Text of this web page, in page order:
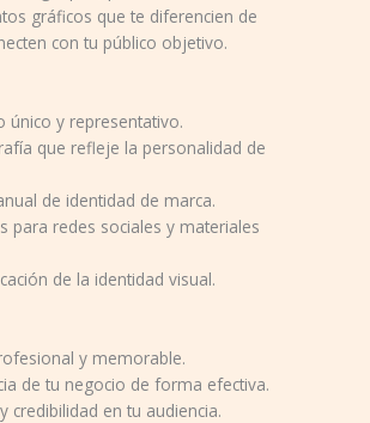
gráficos que te diferencien de
con tu público objetivo.
único y representativo.
que refleje la personalidad de
de identidad de marca.
para redes sociales y materiales
de la identidad visual.
y memorable.
de tu negocio de forma efectiva.
credibilidad en tu audiencia.